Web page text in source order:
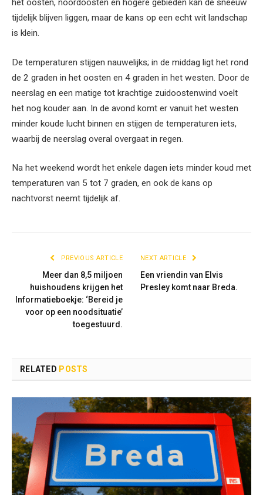
het oosten, noordoosten en hogere gebieden kan de sneeuw
tijdelijk blijven liggen, maar de kans op een echt wit landschap
is klein.
De temperaturen stijgen nauwelijks; in de middag ligt het rond
de 2 graden in het oosten en 4 graden in het westen. Door de
neerslag en een matige tot krachtige zuidoostenwind voelt
het nog kouder aan. In de avond komt er vanuit het westen
minder koude lucht binnen en stijgen de temperaturen iets,
waarbij de neerslag overal overgaat in regen.
Na het weekend wordt het enkele dagen iets minder koud met
temperaturen van 5 tot 7 graden, en ook de kans op
nachtvorst neemt tijdelijk af.
PREVIOUS ARTICLE
Meer dan 8,5 miljoen
huishoudens krijgen het
Informatieboekje: ‘Bereid je
voor op een noodsituatie’
toegestuurd.
NEXT ARTICLE
Een vriendin van Elvis
Presley komt naar Breda.
RELATED POSTS